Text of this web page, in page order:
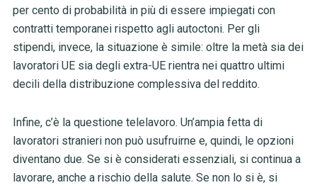
per cento di probabilità in più di essere impiegati con
contratti temporanei rispetto agli autoctoni. Per gli
stipendi, invece, la situazione è simile: oltre la metà sia dei
lavoratori UE sia degli extra-UE rientra nei quattro ultimi
decili della distribuzione complessiva del reddito.
Infine, c’è la questione telelavoro. Un’ampia fetta di
lavoratori stranieri non può usufruirne e, quindi, le opzioni
diventano due. Se si è considerati essenziali, si continua a
lavorare, anche a rischio della salute. Se non lo si è, si